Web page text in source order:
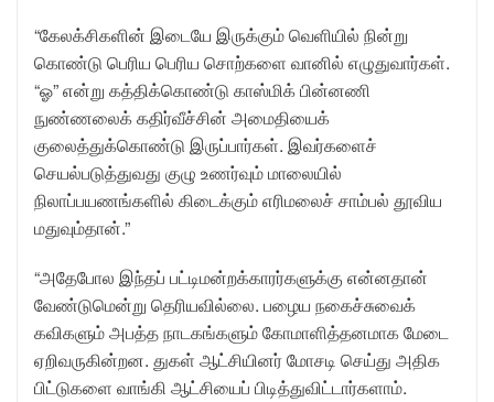
“கேலக்சிகளின் இடையே இருக்கும் வெளியில் நின்று
கொண்டு பெரிய பெரிய சொற்களை வானில் எழுதுவார்கள்.
“ஓ” என்று கத்திக்கொண்டு காஸ்மிக் பின்னணி
நுண்ணலைக் கதிர்வீச்சின் அமைதியைக்
குலைத்துக்கொண்டு இருப்பார்கள். இவர்களைச்
செயல்படுத்துவது குழு உணர்வும் மாலையில்
நிலாப்பயணங்களில் கிடைக்கும் எரிமலைச் சாம்பல் தூவிய
மதுவும்தான்.”
“அதேபோல இந்தப் பட்டிமன்றக்காரர்களுக்கு என்னதான்
வேண்டுமென்று தெரியவில்லை. பழைய நகைச்சுவைக்
கவிகளும் அபத்த நாடகங்களும் கோமாளித்தனமாக மேடை
ஏறிவருகின்றன. துகள் ஆட்சியினர் மோசடி செய்து அதிக
பிட்டுகளை வாங்கி ஆட்சியைப் பிடித்துவிட்டார்களாம்.